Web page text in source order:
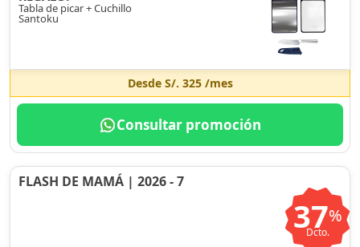
Tabla de picar + Cuchillo
Santoku
Desde S/. 325/mes
Consultar promoción
FLASH DE MAMÁ | 2026 - 7
37%
Dcto.